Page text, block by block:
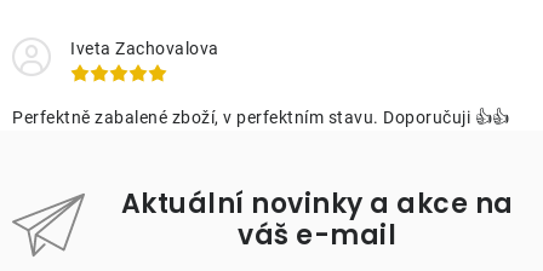
Iveta Zachovalova
Perfektně zabalené zboží, v perfektním stavu. Doporučuji 👍👍
Aktuální novinky a akce na
váš e-mail